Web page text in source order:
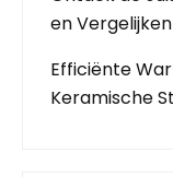
en
Efficiënte
Keramische